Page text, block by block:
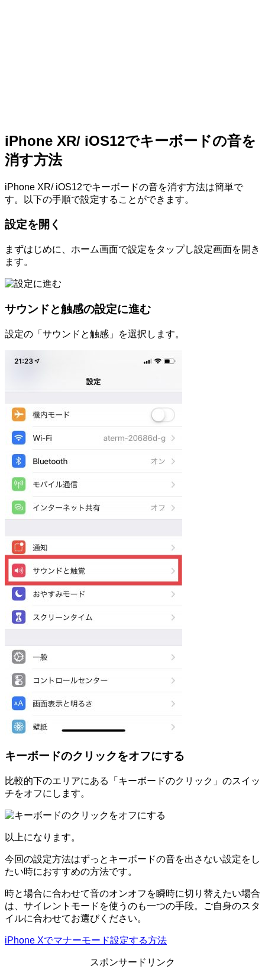
iPhone XR/ iOS12でキーボードの音を
消す方法
iPhone XR/ iOS12でキーボードの音を消す方法は簡単で
す。以下の手順で設定することができます。
設定を開く
まずはじめに、ホーム画面で設定をタップし設定画面を開き
ます。
サウンドと触感の設定に進む
設定の「サウンドと触感」を選択します。
キーボードのクリックをオフにする
比較的下のエリアにある「キーボードのクリック」のスイッ
チをオフにします。
以上になります。
今回の設定方法はずっとキーボードの音を出さない設定をし
たい時におすすめの方法です。
時と場合に合わせて音のオンオフを瞬時に切り替えたい場合
は、サイレントモードを使うのも一つの手段。ご自身のスタ
イルに合わせてお選びください。
iPhone Xでマナーモード設定する方法
スポンサードリンク